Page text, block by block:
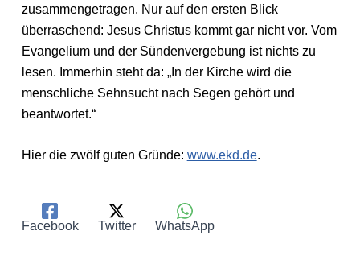
zusammengetragen. Nur auf den ersten Blick
überraschend: Jesus Christus kommt gar nicht vor. Vom
Evangelium und der Sündenvergebung ist nichts zu
lesen. Immerhin steht da: „In der Kirche wird die
menschliche Sehnsucht nach Segen gehört und
beantwortet.“
Hier die zwölf guten Gründe: www.ekd.de.
Facebook Twitter WhatsApp